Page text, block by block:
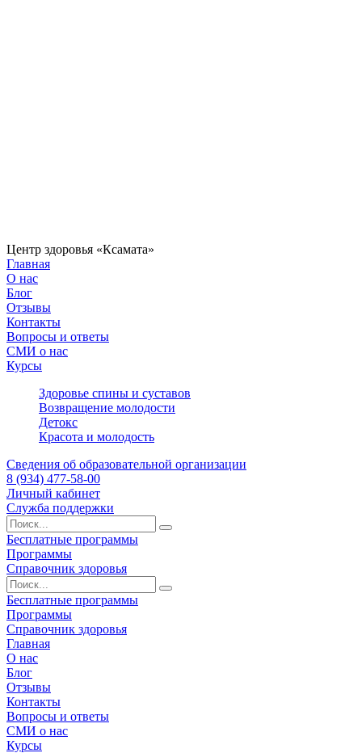
Центр здоровья «Ксамата»
Главная
О нас
Блог
Отзывы
Контакты
Вопросы и ответы
СМИ о нас
Курсы
Здоровье спины и суставов
Возвращение молодости
Детокс
Красота и молодость
Сведения об образовательной организации
8 (934) 477-58-00
Личный кабинет
Служба поддержки
Бесплатные программы
Программы
Справочник здоровья
Бесплатные программы
Программы
Справочник здоровья
Главная
О нас
Блог
Отзывы
Контакты
Вопросы и ответы
СМИ о нас
Курсы